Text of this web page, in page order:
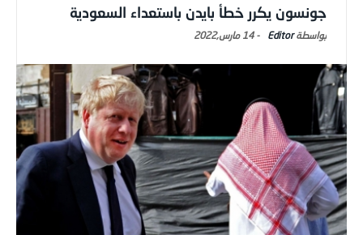
جونسون يكرر خطأ بايدن باستعداء السعودية
Editor
-14 مارس,2022